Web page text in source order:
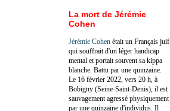
La mort de Jérémie
Cohen
Jérémie Cohen était un Français juif
qui souffrait d'un léger handicap
mental et portait souvent sa kippa
blanche. Battu par une quinzaine.
Le 16 février 2022, vers 20 h, à
Bobigny (Seine-Saint-Denis), il est
sauvagement agressé physiquement
par une quinzaine d'individus. Il